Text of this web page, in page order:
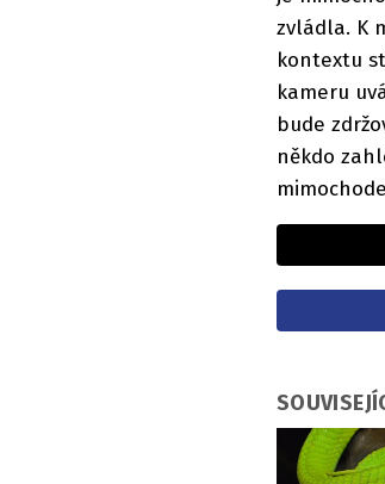
zvládla. K
kontextu
kameru
bude
někdo